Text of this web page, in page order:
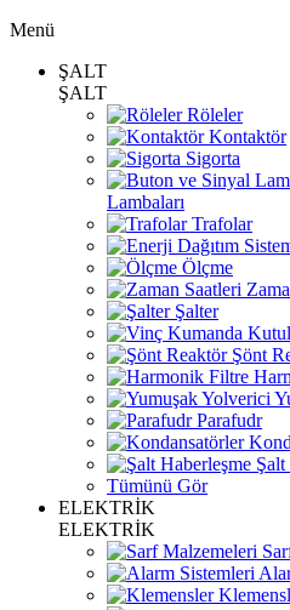
Menü
ŞALT
ŞALT
Röleler
Kontaktör
Sigorta
Lambaları
Trafolar
Ölçme
Şalter
Şönt
Parafudr
Şalt
Tümünü Gör
ELEKTRİK
ELEKTRİK